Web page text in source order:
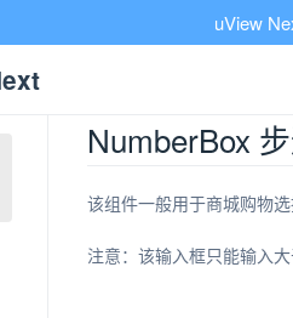
uView
NumberBox
该组件一般用于商城购物
注意：该输入框只能输入